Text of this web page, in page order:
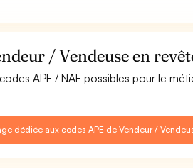
/ Vendeuse en
APE / NAF possibles pour le
dédiée aux codes APE de Vendeur /